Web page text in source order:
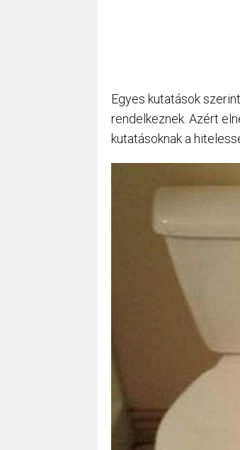
Egyes kutatások
rendelkeznek. Azért
kutatásoknak a